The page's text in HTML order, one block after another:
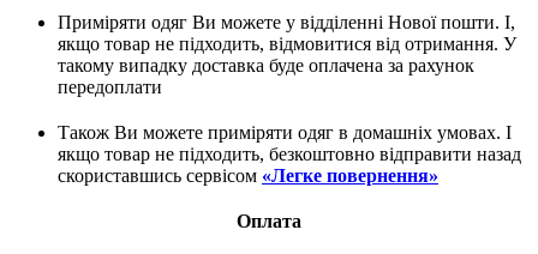
Приміряти одяг Ви можете у відділенні Нової пошти. І,
якщо товар не підходить, відмовитися від отримання. У
такому випадку доставка буде оплачена за рахунок
передоплати
Також Ви можете приміряти одяг в домашніх умовах. І
якщо товар не підходить, безкоштовно відправити назад
скориставшись сервісом «Легке повернення»
Оплата